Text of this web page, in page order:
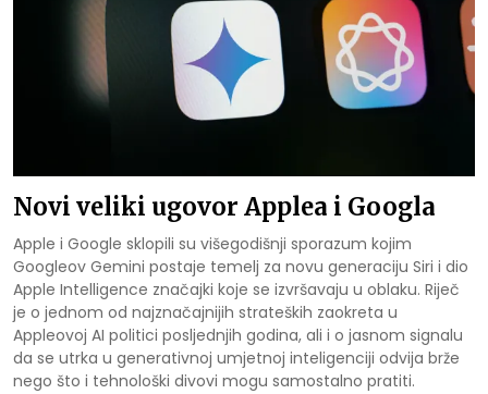
Novi veliki ugovor Applea i Googla
Apple i Google sklopili su višegodišnji sporazum kojim
Googleov Gemini postaje temelj za novu generaciju Siri i dio
Apple Intelligence značajki koje se izvršavaju u oblaku. Riječ
je o jednom od najznačajnijih strateških zaokreta u
Appleovoj AI politici posljednjih godina, ali i o jasnom signalu
da se utrka u generativnoj umjetnoj inteligenciji odvija brže
nego što i tehnološki divovi mogu samostalno pratiti.